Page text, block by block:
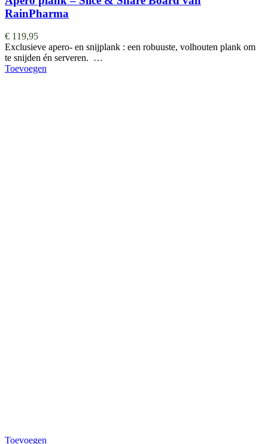
RainPharma
€ 119,95
Exclusieve apero- en snijplank : een robuuste, volhouten plank om
te snijden én serveren. …
Toevoegen
Toevoegen